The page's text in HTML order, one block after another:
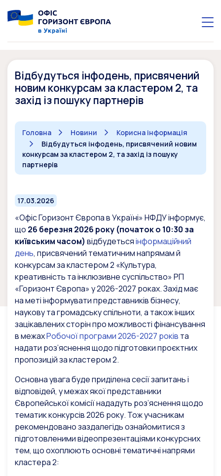
Відбудуться інфодень, присвячений
новим конкурсам за кластером 2, та
захід із пошуку партнерів
Головна Новини
Корисна інформація
Відбудуться інфодень, присвячений новим
конкурсам за кластером 2, та захід із пошуку
партнерів
17.03.2026
«Офіс Горизонт Європа в Україні» НФДУ інформує,
що 26 березня 2026 року (початок о 10:30 за
київським часом) відбудетьсяінформаційний
день, присвячений тематичним напрямам й
конкурсам за кластером 2 «Культура,
креативність та інклюзивне суспільство» РП
«Горизонт Європа» у 2026-2027 роках. Захід має
на меті інформувати представників бізнесу,
наукову та громадську спільноти, а також інших
зацікавлених сторін про можливості фінансування
в межахРобочої програми 2026-2027 років та
надати роз’яснення щодо підготовки проєктних
пропозицій за кластером 2.
Основна увага буде приділена сесії запитань і
відповідей, у межах якої представники
Європейської комісії нададуть роз’яснення щодо
тематик конкурсів 2026 року. Тож учасникам
рекомендовано заздалегідь ознайомитися з
підготовленими відеопрезентаціями конкурсних
тем, що охоплюють основні тематичні напрями
кластера 2: